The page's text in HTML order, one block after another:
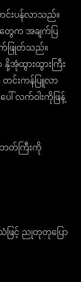
င်းပန်လာသည်။
က အချက်ပြ
ဖြုတ်သည်။
အုံထွားထွားကြီး
င်းကန်ပြူလာ
လက်ဝါးကိုဖြန့်
တ်ကြီးကို
ဖြင့် ညုတုတုပြော